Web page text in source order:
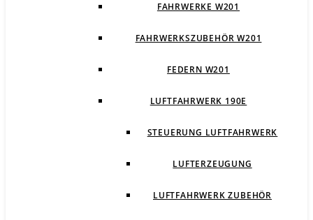
FAHRWERKE W201
FAHRWERKSZUBEHÖR W201
FEDERN W201
LUFTFAHRWERK 190E
STEUERUNG LUFTFAHRWERK
LUFTERZEUGUNG
LUFTFAHRWERK ZUBEHÖR